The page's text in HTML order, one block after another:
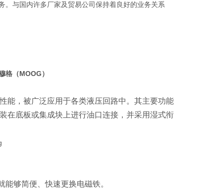
。与国内许多厂家及贸易公司保持着良好的业务关系
（MOOG）
能，被广泛应用于各类液压回路中。其主要功能
在底板或集成块上进行油口连接，并采用湿式衔
够简便、快速更换电磁铁。